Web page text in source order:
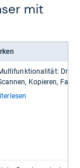
mit
Kopie­ren, Faxen